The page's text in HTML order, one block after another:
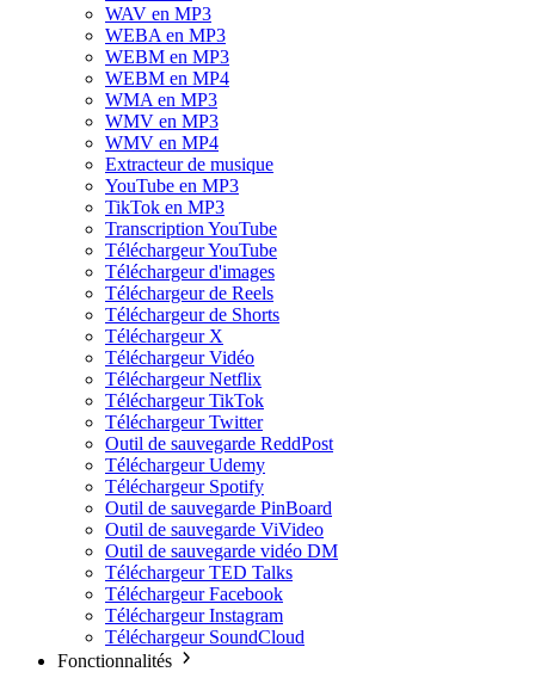
WAV en MP3
WEBA en MP3
WEBM en MP3
WEBM en MP4
WMA en MP3
WMV en MP3
WMV en MP4
Extracteur de musique
YouTube en MP3
TikTok en MP3
Transcription YouTube
Téléchargeur YouTube
Téléchargeur d'images
Téléchargeur de Reels
Téléchargeur de Shorts
Téléchargeur X
Téléchargeur Vidéo
Téléchargeur Netflix
Téléchargeur TikTok
Téléchargeur Twitter
Outil de sauvegarde ReddPost
Téléchargeur Udemy
Téléchargeur Spotify
Outil de sauvegarde PinBoard
Outil de sauvegarde ViVideo
Outil de sauvegarde vidéo DM
Téléchargeur TED Talks
Téléchargeur Facebook
Téléchargeur Instagram
Téléchargeur SoundCloud
Fonctionnalités